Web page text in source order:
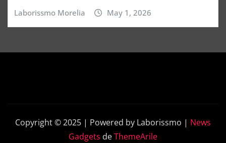
Laborissmo Morelia May 1, 2026
Copyright © 2025 | Powered by Laborissmo | News
Gadgets deThemeArile